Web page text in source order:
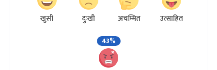
खुसी दुःखी अचम्मित
उत्साहित
43%